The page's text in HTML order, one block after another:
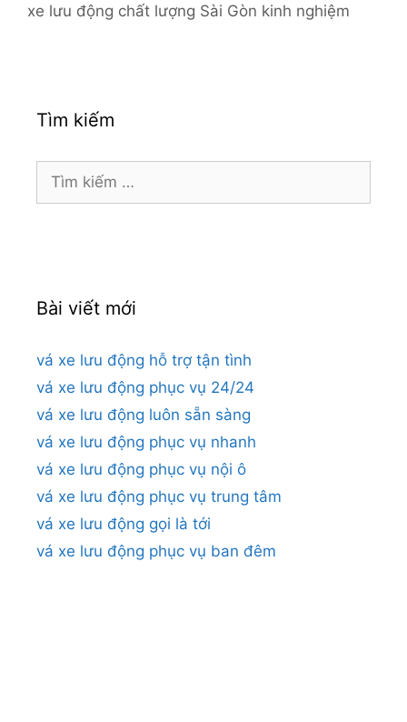
xe lưu động chất lượng Sài Gòn kinh nghiệm
Tìm kiếm
Tìm
kiếm
Bài viết mới
vá xe lưu động hỗ trợ tận tình
vá xe lưu động phục vụ 24/24
vá xe lưu động luôn sẵn sàng
vá xe lưu động phục vụ nhanh
vá xe lưu động phục vụ nội ô
vá xe lưu động phục vụ trung tâm
vá xe lưu động gọi là tới
vá xe lưu động phục vụ ban đêm